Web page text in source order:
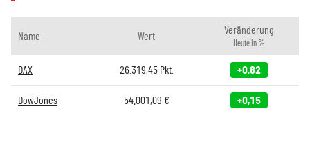
Name Wert Veränderung
Heute in %
DAX 26.319,45Pkt. +0,82
DowJones 54.001,09 € +0,15